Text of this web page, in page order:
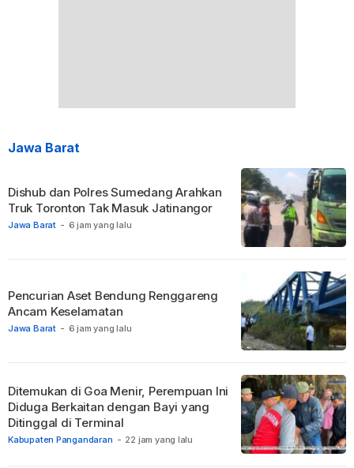
Jawa Barat
Jawa Barat - 6 jam yang lalu
Dishub dan Polres Sumedang Arahkan
Truk Toronton Tak Masuk Jatinangor
Jawa Barat - 6 jam yang lalu
Pencurian Aset Bendung Renggareng
Ancam Keselamatan
Kabupaten Pangandaran - 22 jam yang lalu
Ditemukan di Goa Menir, Perempuan Ini
Diduga Berkaitan dengan Bayi yang
Ditinggal di Terminal